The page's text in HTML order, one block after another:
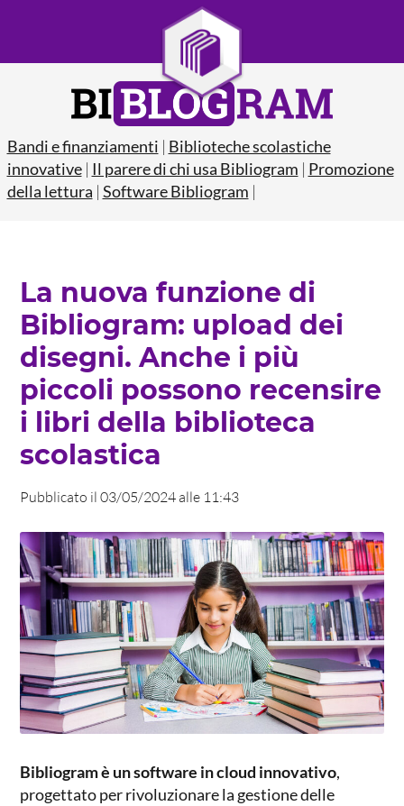
Bandi e finanziamenti | Biblioteche scolastiche
innovative| Il parere di chi usa Bibliogram | Promozione
della lettura | Software Bibliogram |
La nuova funzione di
Bibliogram: upload dei
disegni. Anche i più
piccoli possono recensire
i libri della biblioteca
scolastica
Pubblicato il 03/05/2024 alle 11:43
Bibliogram è un software in cloud innovativo,
progettato per rivoluzionare la gestione delle